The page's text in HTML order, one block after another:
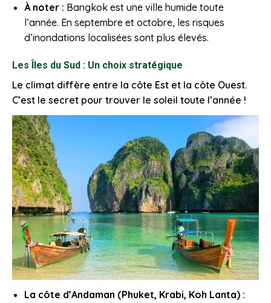
À noter : Bangkok est une ville humide toute
l’année. En septembre et octobre, les risques
d’inondations localisées sont plus élevés.
Les Îles du Sud : Un choix stratégique
Le climat diffère entre la côte Est et la côte Ouest.
C’est le secret pour trouver le soleil toute l’année !
La côte d’Andaman (Phuket, Krabi, Koh Lanta) :